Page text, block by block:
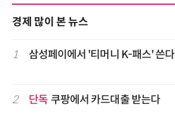
경제 많이 본 뉴스
1 삼성페이에서 '티머니 K-패스' 쓴다
2 단독 쿠팡에서 카드대출 받는다